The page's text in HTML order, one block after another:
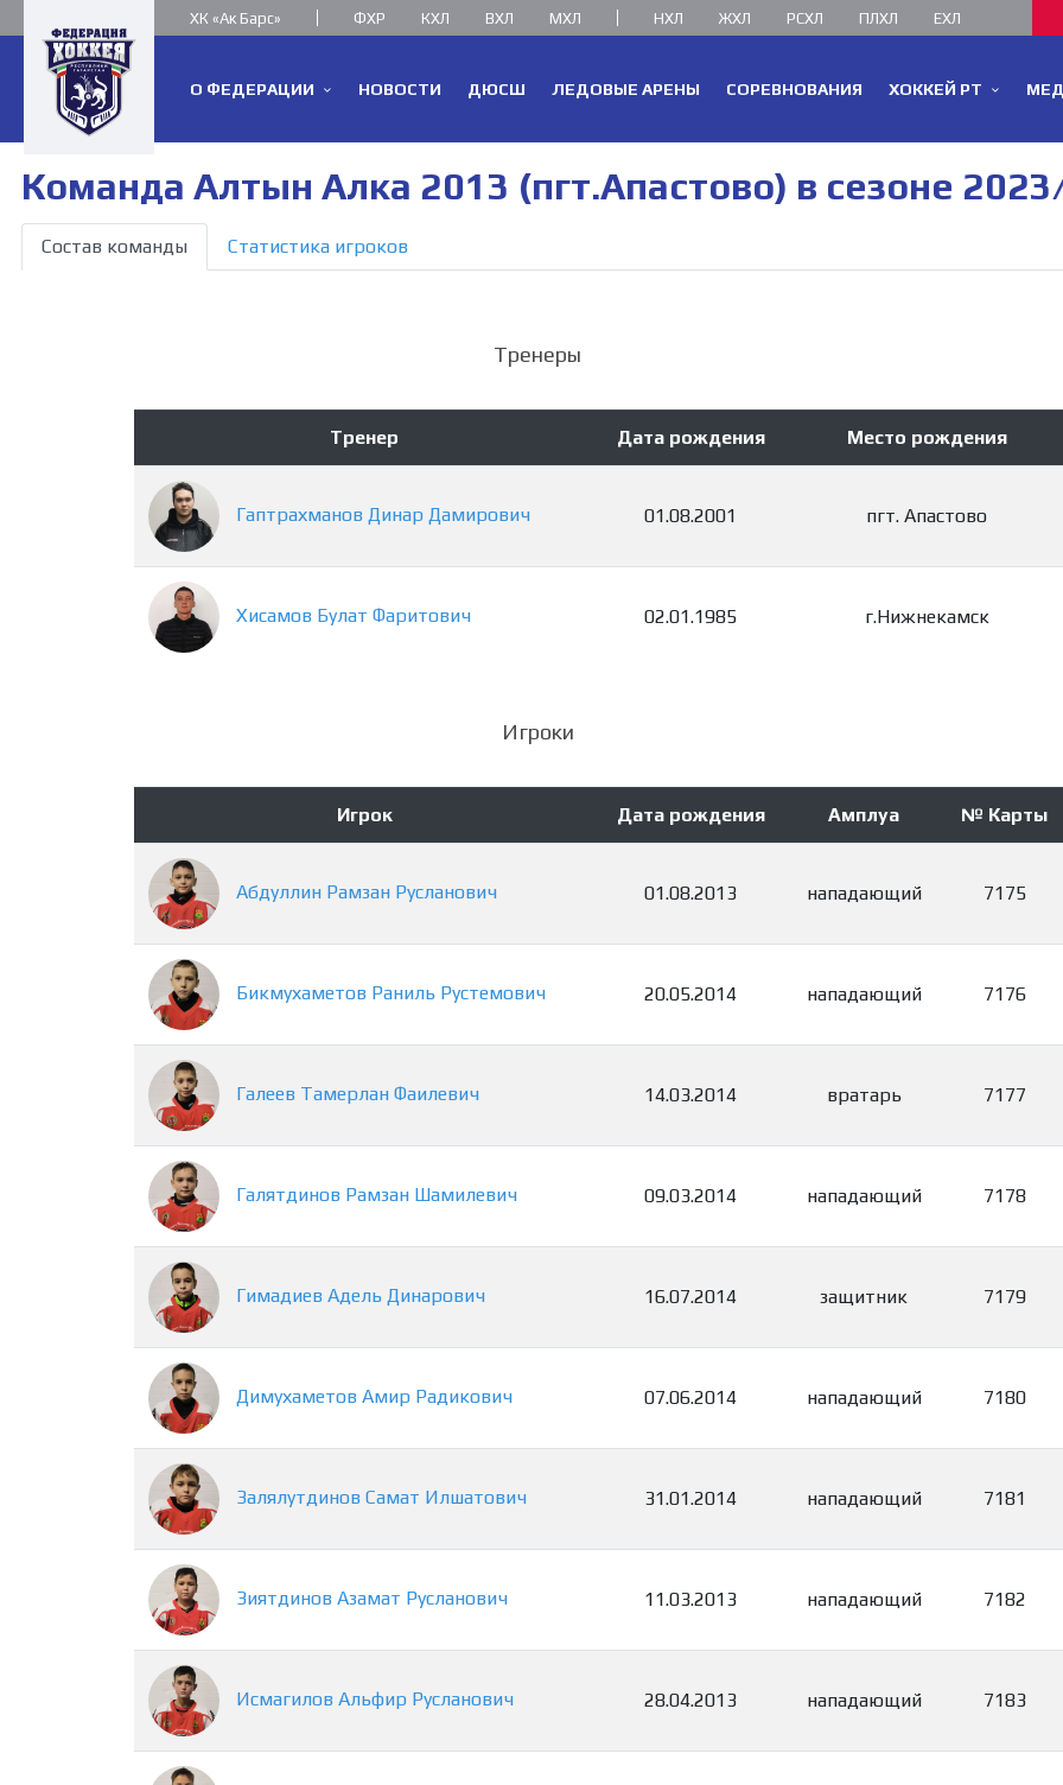
ХК «Ак Барс» ФХР КХЛ ВХЛ МХЛ НХЛ ЖХЛ РСХЛ ПЛХЛ ЕХЛ
О ФЕДЕРАЦИИ НОВОСТИ ДЮСШ ЛЕДОВЫЕ АРЕНЫ СОРЕВНОВАНИЯ ХОККЕЙ РТ
Команда Алтын Алка 2013 (пгт.Апастово) в сезоне
Состав команды Статистика игроков
Тренеры
Тренер Дата рождения Место рождения
Гаптрахманов Динар Дамирович 01.08.2001 пгт. Апастово
Хисамов Булат Фаритович 02.01.1985 г.Нижнекамск
Игроки
Игрок Дата рождения Амплуа № Карты
Абдуллин Рамзан Русланович 01.08.2013 нападающий 7175
Бикмухаметов Раниль Рустемович 20.05.2014 нападающий 7176
Галеев Тамерлан Фаилевич 14.03.2014 вратарь 7177
Галятдинов Рамзан Шамилевич 09.03.2014 нападающий 7178
Гимадиев Адель Динарович 16.07.2014 защитник 7179
Димухаметов Амир Радикович 07.06.2014 нападающий 7180
Залялутдинов Самат Илшатович 31.01.2014 нападающий 7181
Зиятдинов Азамат Русланович 11.03.2013 нападающий 7182
Исмагилов Альфир Русланович 28.04.2013 нападающий 7183